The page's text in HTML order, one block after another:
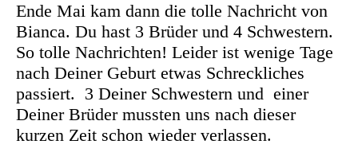
Ende Mai kam dann die tolle Nachricht von
Bianca. Du hast 3 Brüder und 4 Schwestern.
So tolle Nachrichten! Leider ist wenige Tage
nach Deiner Geburt etwas Schreckliches
passiert. 3 Deiner Schwestern und einer
Deiner Brüder mussten uns nach dieser
kurzen Zeit schon wieder verlassen.